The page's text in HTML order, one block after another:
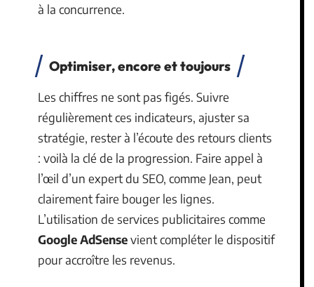
à la concurrence.
Optimiser, encore et toujours
Les chiffres ne sont pas figés. Suivre
régulièrement ces indicateurs, ajuster sa
stratégie, rester à l’écoute des retours clients
: voilà la clé de la progression. Faire appel à
l’œil d’un expert du SEO, comme Jean, peut
clairement faire bouger les lignes.
L’utilisation de services publicitaires comme
Google AdSensevient compléter le dispositif
pour accroître les revenus.